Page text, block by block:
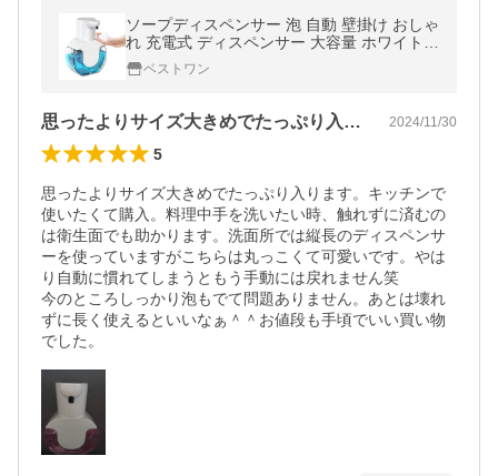
ソープディスペンサー 泡 自動 壁掛け おしゃ
れ 充電式 ディスペンサー 大容量 ホワイト
白 センサー オート 防水 キッチン ((S
ベストワン
思ったよりサイズ大きめでたっぷり入りま… 2024/11/30
5
思ったよりサイズ大きめでたっぷり入ります。キッチンで
使いたくて購入。料理中手を洗いたい時、触れずに済むの
は衛生面でも助かります。洗面所では縦長のディスペンサ
ーを使っていますがこちらは丸っこくて可愛いです。やは
り自動に慣れてしまうともう手動には戻れません笑
今のところしっかり泡もでて問題ありません。あとは壊れ
ずに長く使えるといいなぁ＾＾お値段も手頃でいい買い物
でした。